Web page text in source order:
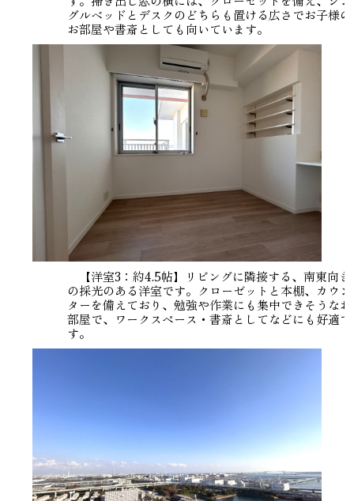
グルベッドとデスクのどちらも置ける広さでお子様の
お部屋や書斎としても向いています。
【洋室3：約4.5帖】リビングに隣接する、南東向き
の採光のある洋室です。クローゼットと本棚、カウン
ターを備えており、勉強や作業にも集中できそうなお
部屋で、ワークスペース・書斎としてなどにも好適で
す。